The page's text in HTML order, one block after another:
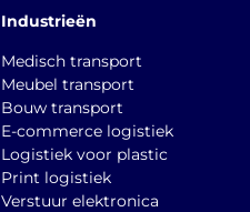
Industrieën
Medisch transport
Meubel transport
Bouw transport
E-commerce logistiek
Logistiek voor plastic
Print logistiek
Verstuur elektronica